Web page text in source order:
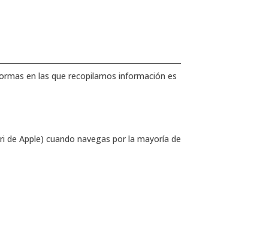
en las que recopilamos información es
de Apple) cuando navegas por la mayoría de